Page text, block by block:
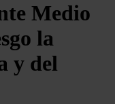
Medio
la
y del